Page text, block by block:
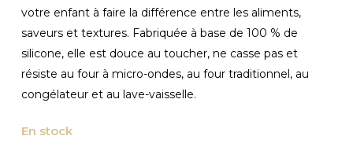
votre enfant à faire la différence entre les aliments,
saveurs et textures. Fabriquée à base de 100 % de
silicone, elle est douce au toucher, ne casse pas et
résiste au four à micro-ondes, au four traditionnel, au
congélateur et au lave-vaisselle.
En stock